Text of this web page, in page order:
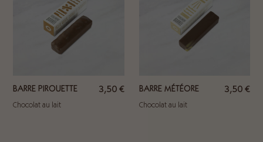
BARRE PIROUETTE 3,50 €
Chocolat au lait
BARRE MÉTÉORE 3,50 €
Chocolat au lait